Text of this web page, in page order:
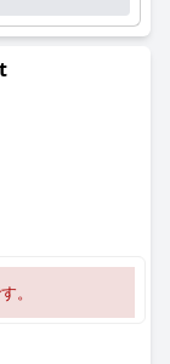
。